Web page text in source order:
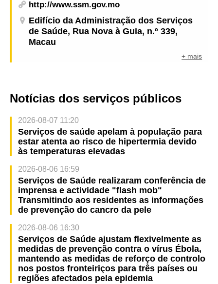
http://www.ssm.gov.mo
Edifício da Administração dos Serviços
de Saúde, Rua Nova à Guia, n.º 339,
Macau
+ mais
Notícias dos serviços públicos
2026-08-07 11:20
Serviços de saúde apelam à população para
estar atenta ao risco de hipertermia devido
às temperaturas elevadas
2026-08-06 16:59
Serviços de Saúde realizaram conferência de
imprensa e actividade "flash mob"
Transmitindo aos residentes as informações
de prevenção do cancro da pele
2026-08-06 16:30
Serviços de Saúde ajustam flexivelmente as
medidas de prevenção contra o vírus Ébola,
mantendo as medidas de reforço de controlo
nos postos fronteiriços para três países ou
regiões afectados pela epidemia